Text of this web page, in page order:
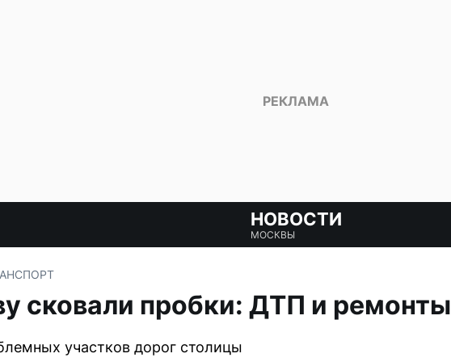
НОВОСТИ
МОСКВЫ
сковали пробки: ДТП и ремонты
участков дорог столицы